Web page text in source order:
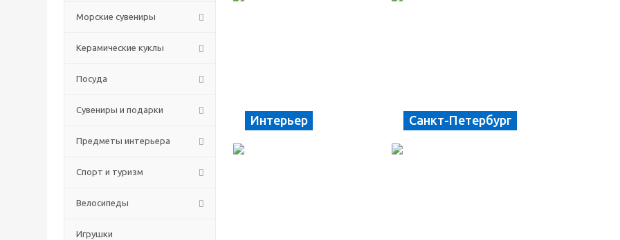
Морские сувениры
Керамические куклы
Посуда
Сувениры и подарки
Предметы интерьера
Спорт и туризм
Велосипеды
Игрушки
Интерьер Санкт-Петербург